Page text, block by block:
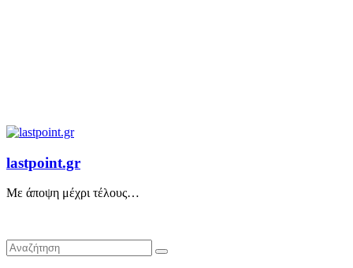
lastpoint.gr
Με άποψη μέχρι τέλους…